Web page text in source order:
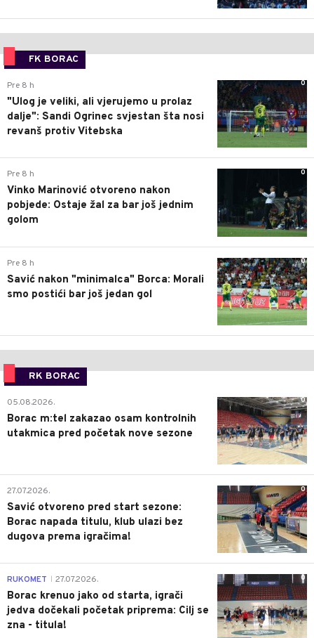
FK BORAC
0
Pre 8 h
"Ulog je veliki, ali vjerujemo u prolaz
dalje": Sandi Ogrinec svjestan šta nosi
revanš protiv Vitebska
0
Pre 8 h
Vinko Marinović otvoreno nakon
pobjede: Ostaje žal za bar još jednim
golom
0
Pre 8 h
Savić nakon "minimalca" Borca: Morali
smo postići bar još jedan gol
RK BORAC
0
05.08.2026.
Borac m:tel zakazao osam kontrolnih
utakmica pred početak nove sezone
0
27.07.2026.
Savić otvoreno pred start sezone:
Borac napada titulu, klub ulazi bez
dugova prema igračima!
0
RUKOMET 27.07.2026.
Borac krenuo jako od starta, igrači
jedva dočekali početak priprema: Cilj se
zna - titula!